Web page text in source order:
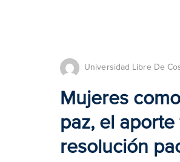
Universidad Libre De
Mujeres
paz, el
resolución